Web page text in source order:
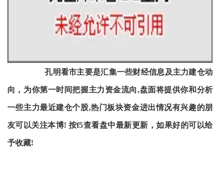
孔明看市主要是汇集一些财经信息及主力建仓动
向，为你第一时间把握主力资金流向,盘面将提供你和分析
一些主力最近建仓个股,热门板块资金进出情况有兴趣的朋
友可以关注本博! 按f5查看盘中最新更新，如果好的可以给
予收藏!